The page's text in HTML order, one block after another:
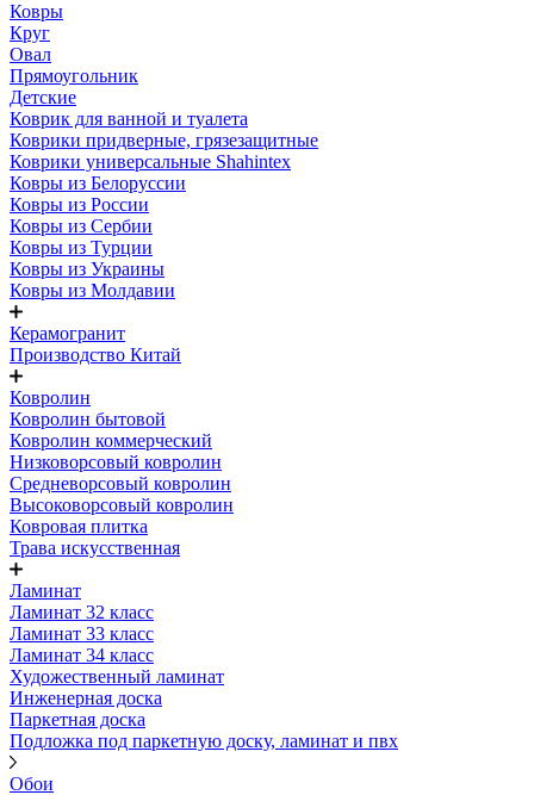
Ковры
Круг
Овал
Прямоугольник
Детские
Коврик для ванной и туалета
Коврики придверные, грязезащитные
Коврики универсальные Shahintex
Ковры из Белоруссии
Ковры из России
Ковры из Сербии
Ковры из Турции
Ковры из Украины
Ковры из Молдавии
Керамогранит
Производство Китай
Ковролин
Ковролин бытовой
Ковролин коммерческий
Низковорсовый ковролин
Средневорсовый ковролин
Высоковорсовый ковролин
Ковровая плитка
Трава искусственная
Ламинат
Ламинат 32 класс
Ламинат 33 класс
Ламинат 34 класс
Художественный ламинат
Инженерная доска
Паркетная доска
Подложка под паркетную доску, ламинат и пвх
Обои